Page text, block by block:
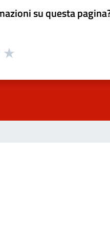
su questa